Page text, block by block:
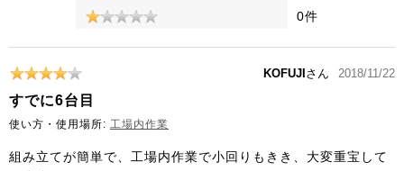
0件
KOFUJIさん 2018/11/22
すでに6台目
使い方・使用場所: 工場内作業
組み立てが簡単で、工場内作業で小回りもきき、大変重宝して